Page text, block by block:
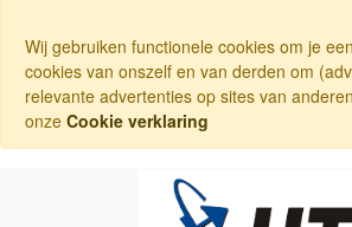
Wij gebruiken functionele cookies om je
cookies van onszelf en van derden om
relevante advertenties op sites van
onze Cookie verklaring